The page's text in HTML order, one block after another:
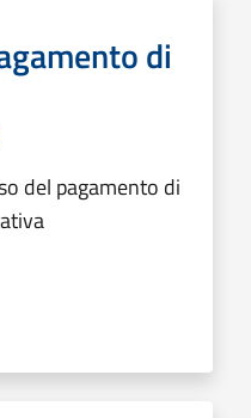
di
del pagamento di